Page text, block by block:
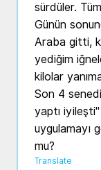
sürdüler.
Günün
Araba gitti,
yediğim
kilolar
Son 4
yaptı
uygulamayı
mu?
Translate